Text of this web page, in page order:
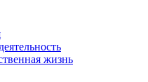
жизнь